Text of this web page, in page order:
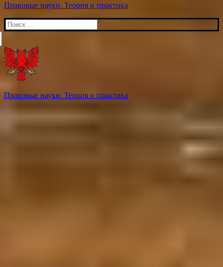
Правовые науки. Теория и практика
Искать:
Правовые науки. Теория и практика